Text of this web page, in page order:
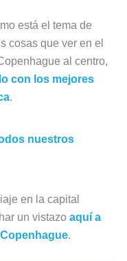
está el tema de
cosas que ver en el
al centro,
con los mejores
.
nuestros
en la capital
un vistazo aquí a
.